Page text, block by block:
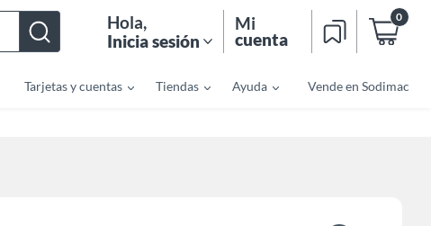
Hola,
Inicia sesión
Mi
cuenta
0
Tarjetas y cuentas Tiendas Ayuda Vende en Sodimac